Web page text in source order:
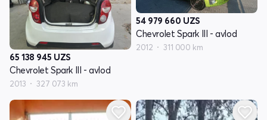
65 138 945 UZS
Chevrolet Spark III - avlod
2013 327 073 km
54 979 660 UZS
Chevrolet Spark III - avlod
2012 311 000 km